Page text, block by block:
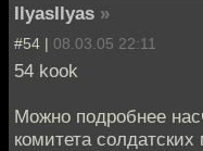
IlyasIlyas »
#54 | 08.03.05 22:11
54 kook
Можно подробнее
комитета солдатских